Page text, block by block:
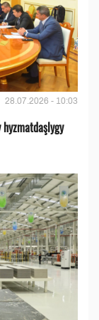
28.07.2026 - 10:03